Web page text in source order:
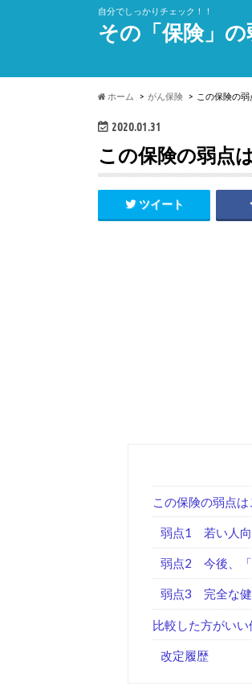
自分でしっかりチェック！！
その「保険」
ホーム がん保険 この保険の
2020.01.31
この保険の弱点
ツイート
この保険の弱点は
弱点1 若い人向
弱点2 今後、「
弱点3 完全な健
比較した方がいい
改定履歴